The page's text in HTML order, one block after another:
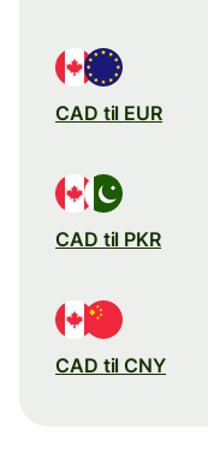
CAD til EUR
CAD til PKR
CAD til CNY